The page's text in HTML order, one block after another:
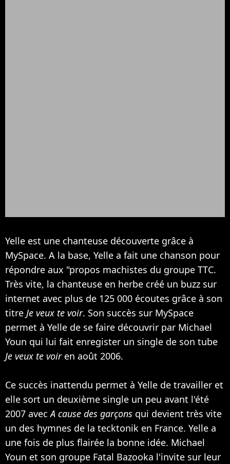
Yelle est une chanteuse découverte grâce à
MySpace. A la base, Yelle a fait une chanson pour
répondre aux "propos machistes du groupe TTC.
Très vite, la chanteuse en herbe créé un buzz sur
internet avec plus de 125 000 écoutes grâce à son
titre Je veux te voir. Son succès sur MySpace
permet à Yelle de se faire découvrir par Michael
Youn qui lui fait enregister un single de son tube
Je veux te voiren août 2006.
Ce succès inattendu permet à Yelle de travailler et
elle sort un deuxième single un peu avant l'été
2007 avecA cause des garçons qui devient très vite
un des hymnes de la tecktonik en France. Yelle a
une fois de plus flairée la bonne idée. Michael
Youn et son groupe Fatal Bazooka l'invite sur leur